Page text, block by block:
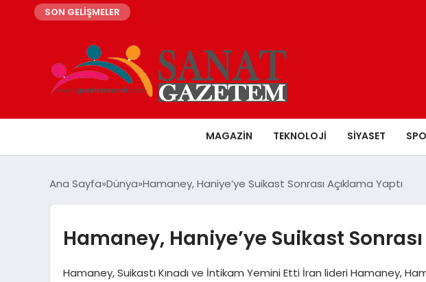
SON GELİŞMELER
MAGAZIN TEKNOLOJI SIYASET
Ana Sayfa Dünya Hamaney, Haniye’ye Suikast Sonrası Açıklama Yaptı
Hamaney, Haniye’ye Suikast
Hamaney, Suikastı Kınadı ve İntikam Yemini Etti İran lideri Hamaney,